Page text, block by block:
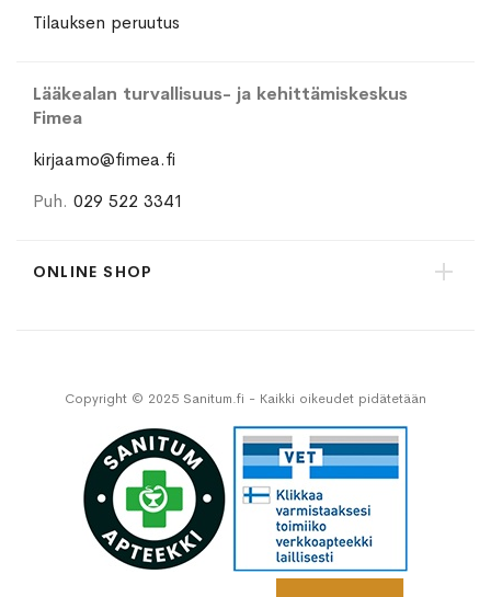
Tilauksen peruutus
Lääkealan turvallisuus- ja kehittämiskeskus
Fimea
kirjaamo@fimea.fi
Puh. 029 522 3341
ONLINE SHOP
Copyright © 2025 Sanitum.fi - Kaikki oikeudet pidätetään